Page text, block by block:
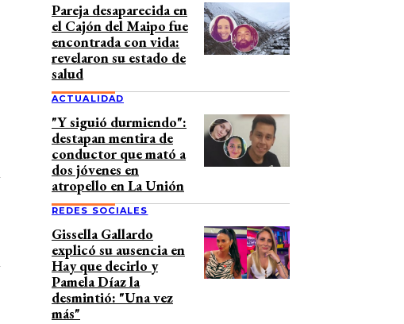
Pareja desaparecida en
el Cajón del Maipo fue
encontrada con vida:
revelaron su estado de
salud
ACTUALIDAD
"Y siguió durmiendo":
destapan mentira de
conductor que mató a
dos jóvenes en
atropello en La Unión
REDES SOCIALES
Gissella Gallardo
explicó su ausencia en
Hay que decirlo y
Pamela Díaz la
desmintió: "Una vez
más"